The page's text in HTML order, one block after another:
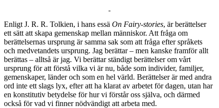
Enligt J. R. R. Tolkien, i hans essä On Fairy-stories, är berättelser
ett sätt att skapa gemenskap mellan människor. Att fråga om
berättelsernas ursprung är samma sak som att fråga efter språkets
och medvetandets ursprung. Jag berättar – men kanske framför allt
berättas – alltså är jag. Vi berättar ständigt berättelser om vårt
ursprung för att förstå vilka vi är nu, både som individer, familjer,
gemenskaper, länder och som en hel värld. Berättelser är med andra
ord inte ett slags lyx, efter att ha klarat av arbetet för dagen, utan har
en konstitutiv betydelse för hur vi förstår oss själva, och därmed
också för vad vi finner nödvändigt att arbeta med.